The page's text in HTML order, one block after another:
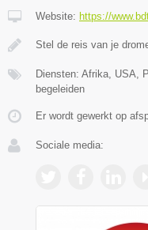
Website: https://
Stel de reis van je
Diensten: Afrika, USA,
begeleiden
Er wordt gewerkt op
Sociale media: